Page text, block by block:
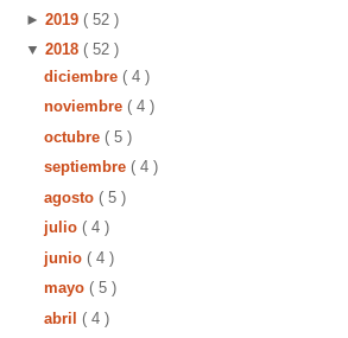
► 2019 ( 52 )
▼ 2018 ( 52 )
diciembre ( 4 )
noviembre ( 4 )
octubre ( 5 )
septiembre ( 4 )
agosto ( 5 )
julio ( 4 )
junio ( 4 )
mayo ( 5 )
abril ( 4 )